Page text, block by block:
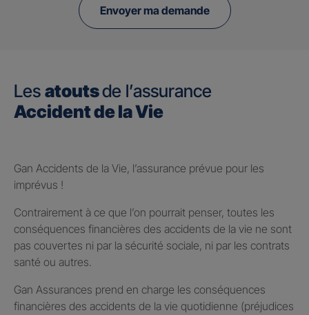
Envoyer ma demande
Les atoutsde l’assurance
Accident de la Vie
Gan Accidents de la Vie, l’assurance prévue pour les
imprévus !
Contrairement à ce que l’on pourrait penser, toutes les
conséquences financières des accidents de la vie ne sont
pas couvertes ni par la sécurité sociale, ni par les contrats
santé ou autres.
Gan Assurances prend en charge les conséquences
financières des accidents de la vie quotidienne (préjudices